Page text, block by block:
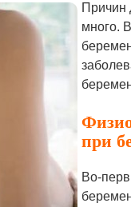
Причин
много.
при
Во-